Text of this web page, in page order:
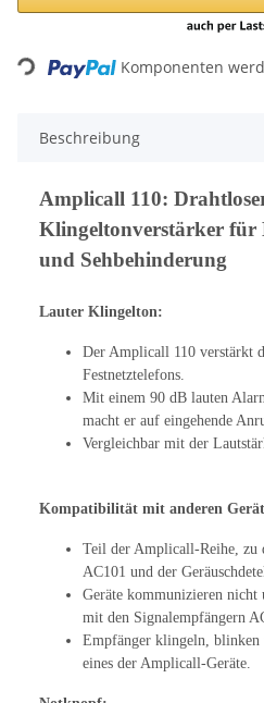
Loading... Komponenten
Beschreibung
Amplicall 110:
Klingeltonverstärker für
und Sehbehinderung
Lauter Klingelton:
Der Amplicall 110 verstärkt
Festnetztelefons.
Mit einem 90 dB lauten
macht er auf eingehende
Vergleichbar mit der
Kompatibilität mit anderen
Teil der Amplicall-Reihe, zu
AC101 und der
Geräte kommunizieren nicht
mit den Signalempfängern
Empfänger klingeln,
eines der Amplicall-Geräte.